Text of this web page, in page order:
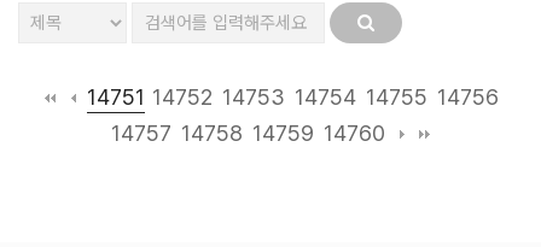
14751 14752 14753 14754 14755 14756
14757 14758 14759 14760